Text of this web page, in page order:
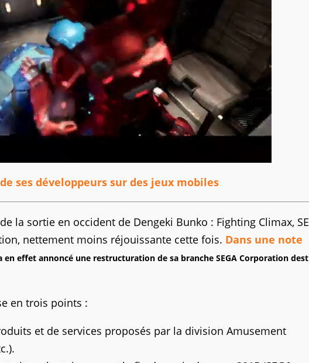
ses développeurs sur des jeux mobiles
la sortie en occident de Dengeki Bunko : Fighting Climax,
nettement moins réjouissante cette fois. Dans une note
en effet annoncé une restructuration de sa branche SEGA Corporation
en trois points :
et de services proposés par la division Amusement